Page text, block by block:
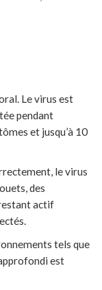
Le virus est
pendant
et jusqu’à 10
le virus
des
actif
tels que
est